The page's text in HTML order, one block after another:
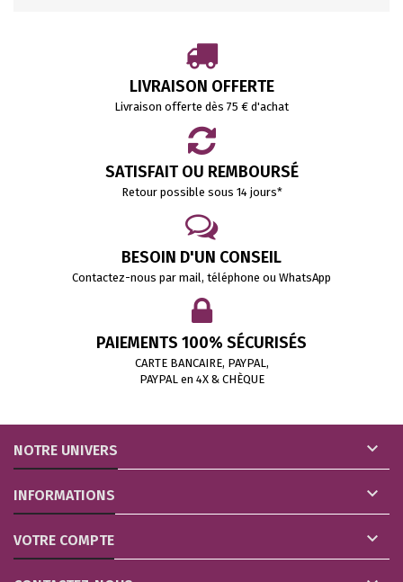
LIVRAISON OFFERTE
Livraison offerte dès 75 € d'achat
SATISFAIT OU REMBOURSÉ
Retour possible sous 14 jours*
BESOIN D'UN CONSEIL
Contactez-nous par mail, téléphone ou WhatsApp
PAIEMENTS 100% SÉCURISÉS
CARTE BANCAIRE, PAYPAL,
PAYPAL en 4X & CHÈQUE
NOTRE UNIVERS 
INFORMATIONS 
VOTRE COMPTE 